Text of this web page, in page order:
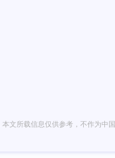
文所载信息仅供参考，不作为中国